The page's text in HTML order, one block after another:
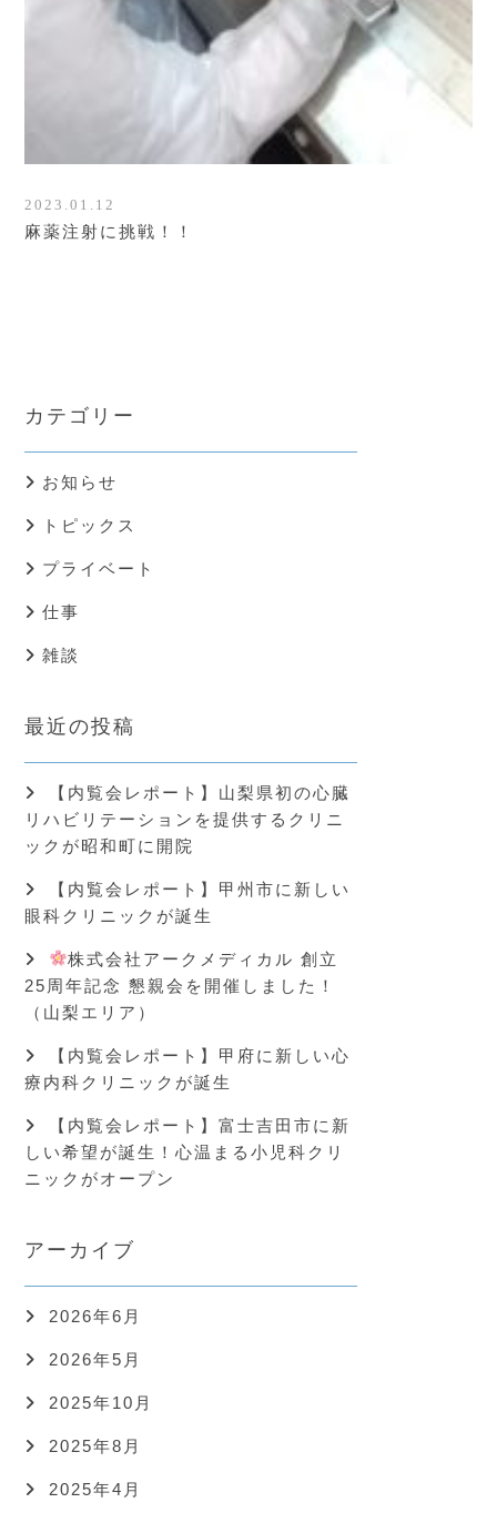
2023.01.12
麻薬注射に挑戦！！
カテゴリー
お知らせ
トピックス
プライベート
仕事
雑談
最近の投稿
【内覧会レポート】山梨県初の心臓
リハビリテーションを提供するクリニ
ックが昭和町に開院
【内覧会レポート】甲州市に新しい
眼科クリニックが誕生
株式会社アークメディカル 創立
25周年記念 懇親会を開催しました！
（山梨エリア）
【内覧会レポート】甲府に新しい心
療内科クリニックが誕生
【内覧会レポート】富士吉田市に新
しい希望が誕生！心温まる小児科クリ
ニックがオープン
アーカイブ
2026年6月
2026年5月
2025年10月
2025年8月
2025年4月